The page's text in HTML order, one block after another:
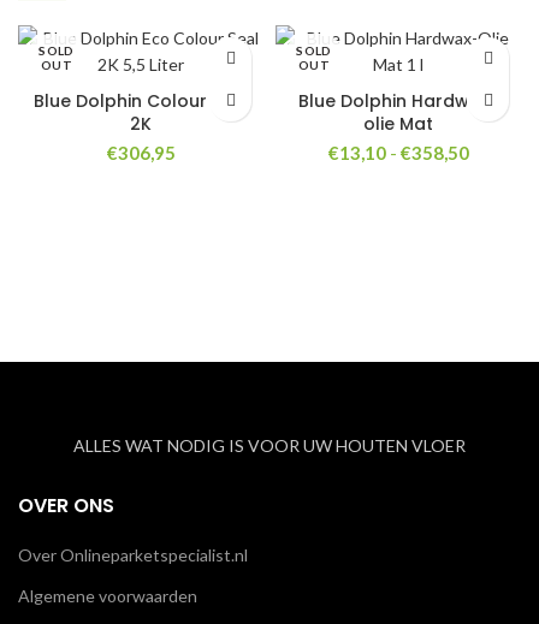
SOLD
OUT
Blue Dolphin Colour Seal
2K
€306,95
SOLD
OUT
Blue Dolphin Hardwax-
olie Mat
€13,10 - €358,50
ALLES WAT NODIG IS VOOR UW HOUTEN VLOER
OVER ONS
Over Onlineparketspecialist.nl
Algemene voorwaarden